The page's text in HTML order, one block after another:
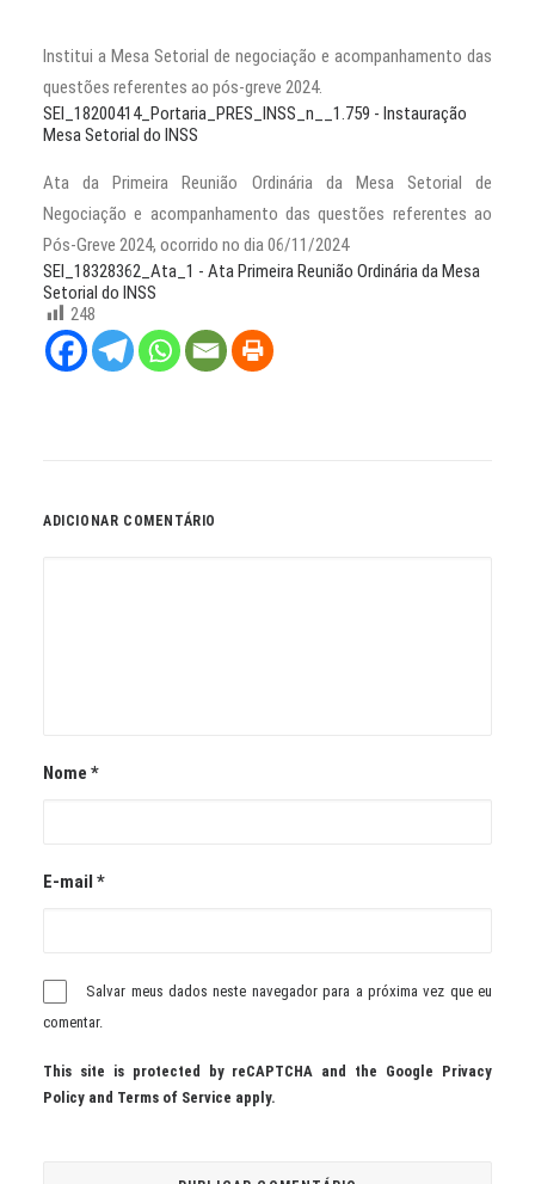
PESQUISAR
Institui a Mesa Setorial de negociação e acompanhamento das
questões referentes ao pós-greve 2024.
SEI_18200414_Portaria_PRES_INSS_n__1.759 - Instauração
Mesa Setorial do INSS
Ata da Primeira Reunião Ordinária da Mesa Setorial de
Negociação e acompanhamento das questões referentes ao
Pós-Greve 2024, ocorrido no dia 06/11/2024
SEI_18328362_Ata_1 - Ata Primeira Reunião Ordinária da Mesa
Setorial do INSS
248
ADICIONAR COMENTÁRIO
Nome *
E-mail *
Salvar meus dados neste navegador para a próxima vez que eu
comentar.
This site is protected by reCAPTCHA and the Google Privacy
Policy and Terms of Service apply.